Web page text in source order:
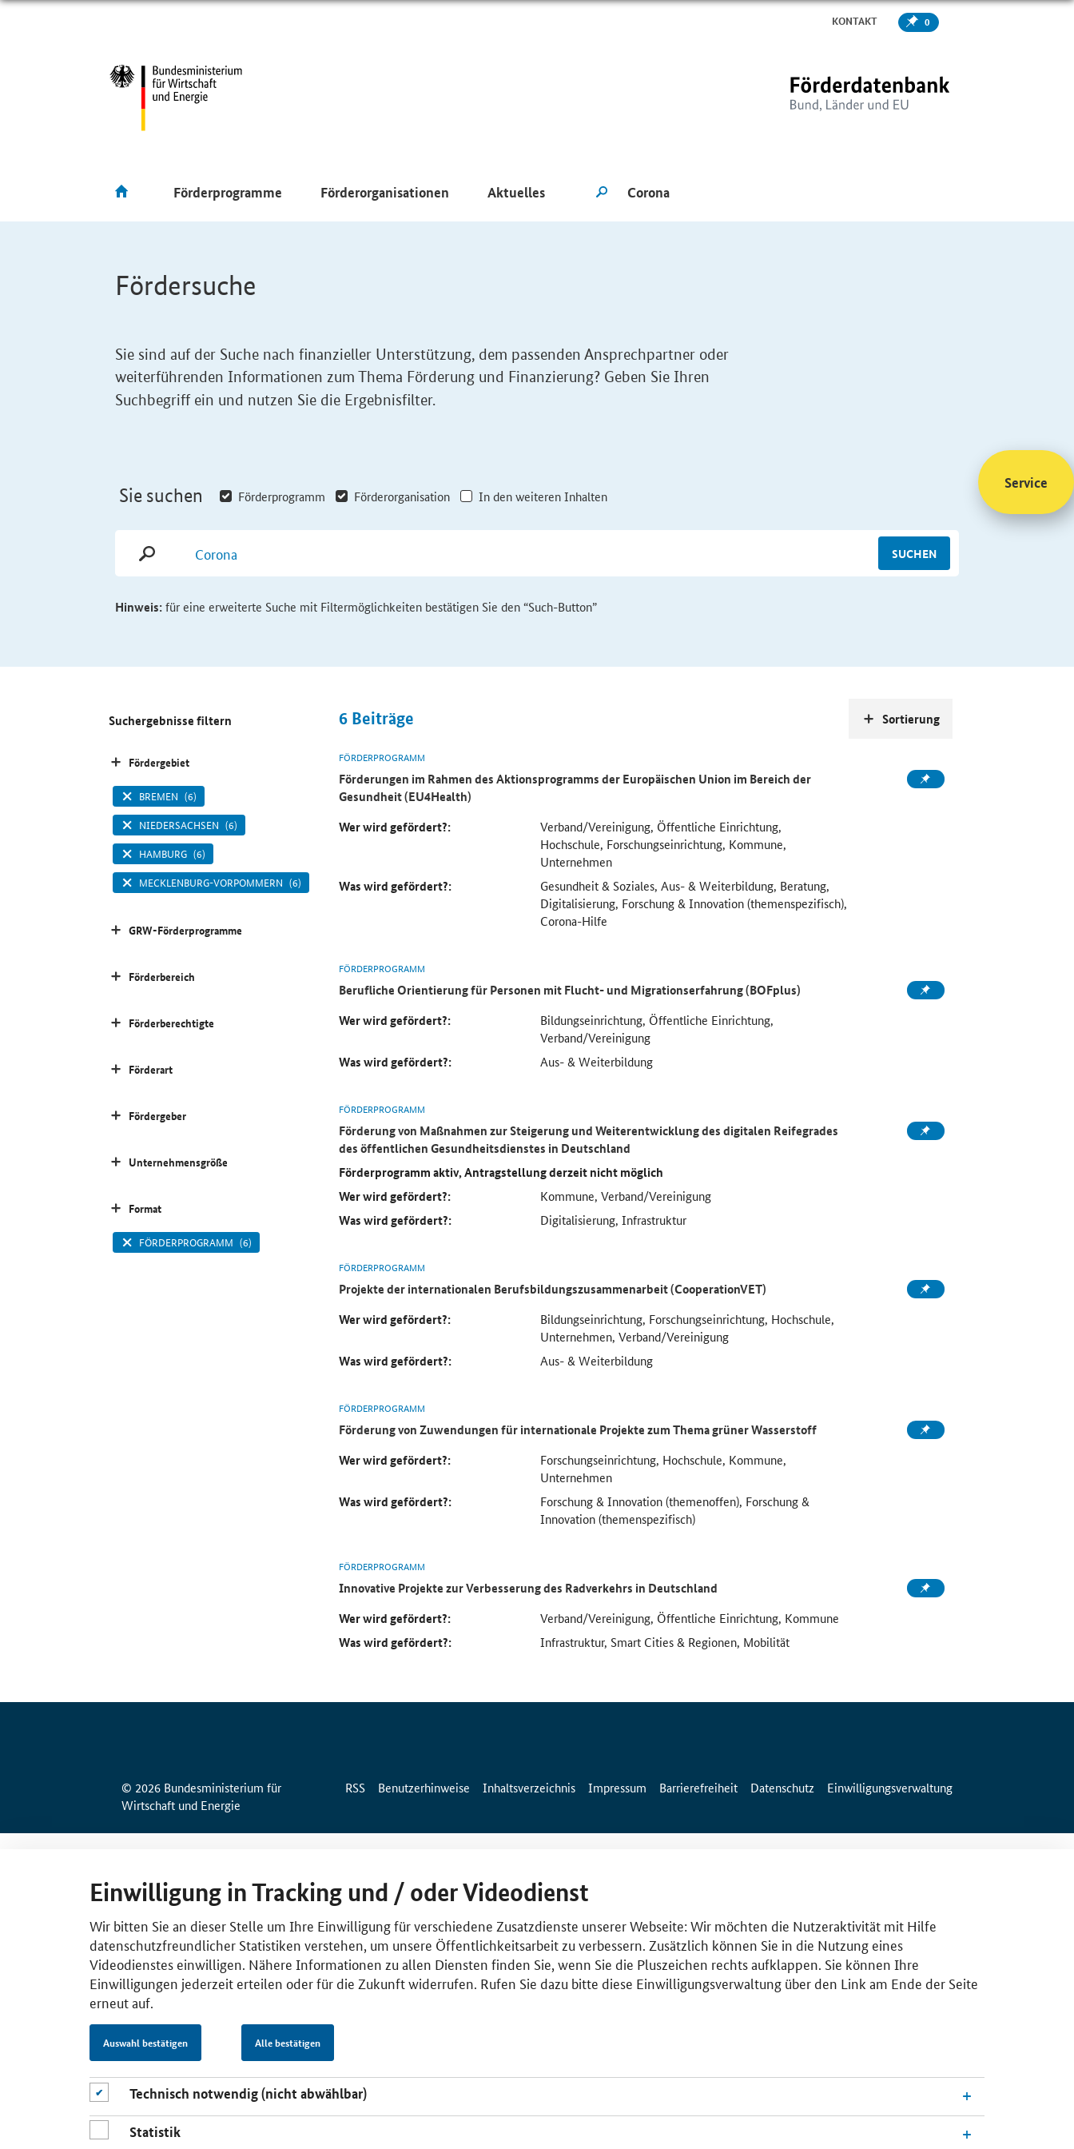
KONTAKT 0
Förderprogramme Förderorganisationen Aktuelles
Fördersuche
Sie sind auf der Suche nach finanzieller Unterstützung, dem passenden Ansprechpartner oder
weiterführenden Informationen zum Thema Förderung und Finanzierung? Geben Sie Ihren
Suchbegriff ein und nutzen Sie die Ergebnisfilter.
Sie suchen Förderprogramm Förderorganisation In den weiteren Inhalten
SUCHEN
Hinweis:für eine erweiterte Suche mit Filtermöglichkeiten bestätigen Sie den “Such-Button”
6 Beiträge
FÖRDERPROGRAMM
Förderungen im Rahmen des Aktionsprogramms der Europäischen Union im Bereich der
Gesundheit (EU4Health)
Wer wird gefördert?:
Verband/Vereinigung, Öffentliche Einrichtung,
Hochschule, Forschungseinrichtung, Kommune,
Unternehmen
Was wird gefördert?:
Gesundheit & Soziales, Aus- & Weiterbildung, Beratung,
Digitalisierung, Forschung & Innovation (themenspezifisch),
Corona-Hilfe
FÖRDERPROGRAMM
Berufliche Orientierung für Personen mit Flucht- und Migrationserfahrung (BOFplus)
Wer wird gefördert?:
Bildungseinrichtung, Öffentliche Einrichtung,
Verband/Vereinigung
Was wird gefördert?: Aus- & Weiterbildung
FÖRDERPROGRAMM
Förderung von Maßnahmen zur Steigerung und Weiterentwicklung des digitalen Reifegrades
des öffentlichen Gesundheitsdienstes in Deutschland
Förderprogramm aktiv, Antragstellung derzeit nicht möglich
Wer wird gefördert?:
Kommune, Verband/Vereinigung
Was wird gefördert?: Digitalisierung, Infrastruktur
FÖRDERPROGRAMM
Projekte der internationalen Berufsbildungszusammenarbeit (CooperationVET)
Wer wird gefördert?:
Bildungseinrichtung, Forschungseinrichtung, Hochschule,
Unternehmen, Verband/Vereinigung
Was wird gefördert?: Aus- & Weiterbildung
FÖRDERPROGRAMM
Förderung von Zuwendungen für internationale Projekte zum Thema grüner Wasserstoff
Wer wird gefördert?:
Forschungseinrichtung, Hochschule, Kommune,
Unternehmen
Was wird gefördert?:
Forschung & Innovation (themenoffen), Forschung &
Innovation (themenspezifisch)
FÖRDERPROGRAMM
Innovative Projekte zur Verbesserung des Radverkehrs in Deutschland
Wer wird gefördert?:
Verband/Vereinigung, Öffentliche Einrichtung, Kommune
Was wird gefördert?: Infrastruktur, Smart Cities & Regionen, Mobilität
Sortierung
Suchergebnisse filtern
Fördergebiet
BREMEN (6)
NIEDERSACHSEN (6)
HAMBURG (6)
MECKLENBURG-VORPOMMERN (6)
GRW-Förderprogramme
Förderbereich
Förderberechtigte
Förderart
Fördergeber
Unternehmensgröße
Format
FÖRDERPROGRAMM (6)
Service
© 2026 Bundesministerium für
Wirtschaft und Energie
RSS Benutzerhinweise Inhaltsverzeichnis Impressum Barrierefreiheit Datenschutz Einwilligungsverwaltung
Einwilligung in Tracking und / oder Videodienst
Wir bitten Sie an dieser Stelle um Ihre Einwilligung für verschiedene Zusatzdienste unserer Webseite: Wir möchten die Nutzeraktivität mit Hilfe
datenschutzfreundlicher Statistiken verstehen, um unsere Öffentlichkeitsarbeit zu verbessern. Zusätzlich können Sie in die Nutzung eines
Videodienstes einwilligen. Nähere Informationen zu allen Diensten finden Sie, wenn Sie die Pluszeichen rechts aufklappen. Sie können Ihre
Einwilligungen jederzeit erteilen oder für die Zukunft widerrufen. Rufen Sie dazu bitte diese Einwilligungsverwaltung über den Link am Ende der Seite
erneut auf.
Auswahl bestätigen Alle bestätigen
Technisch notwendig (nicht abwählbar)
Statistik